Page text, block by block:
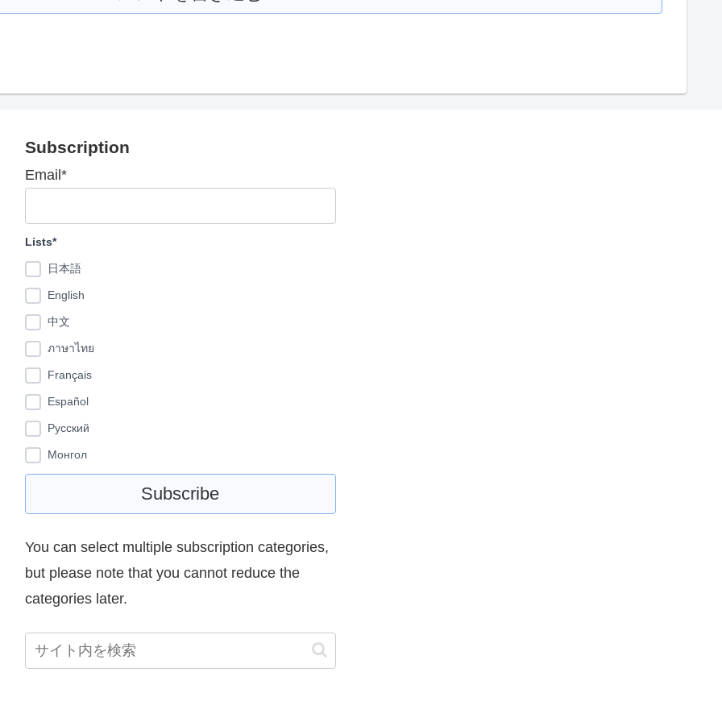
Subscription
Email*
Lists*
日本語
English
中文
ภาษาไทย
Français
Español
Pусский
Монгол
You can select multiple subscription categories,
but please note that you cannot reduce the
categories later.